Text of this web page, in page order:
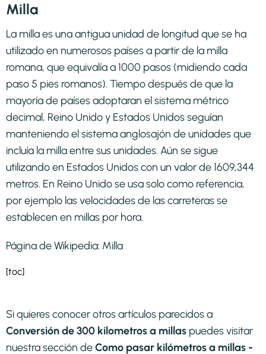
Milla
La milla es una antigua unidad de longitud que se ha
utilizado en numerosos países a partir de la milla
romana, que equivalía a 1000 pasos (midiendo cada
paso 5 pies romanos). Tiempo después de que la
mayoría de países adoptaran el sistema métrico
decimal, Reino Unido y Estados Unidos seguían
manteniendo el sistema anglosajón de unidades que
incluía la milla entre sus unidades. Aún se sigue
utilizando en Estados Unidos con un valor de 1609,344
metros. En Reino Unido se usa solo como referencia,
por ejemplo las velocidades de las carreteras se
establecen en millas por hora.
Página de Wikipedia: Milla
[toc]
Si quieres conocer otros artículos parecidos a
Conversión de 300 kilometros a millas puedes visitar
nuestra sección deComo pasar kilómetros a millas -